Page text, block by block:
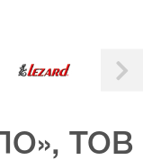
ТОВ